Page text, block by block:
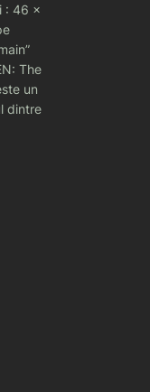
: 46 x
The
un
dintre